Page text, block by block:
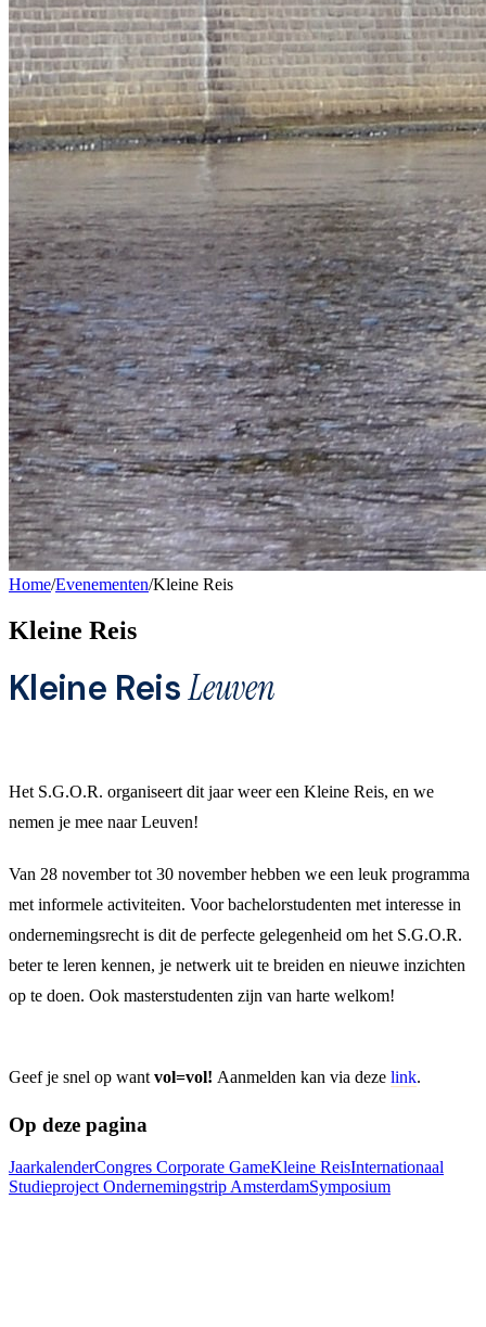
Home/Evenementen/Kleine Reis
Kleine Reis
Kleine ReisLeuven
Het S.G.O.R. organiseert dit jaar weer een Kleine Reis, en we
nemen je mee naar Leuven!
Van 28 november tot 30 november hebben we een leuk programma
met informele activiteiten. Voor bachelorstudenten met interesse in
ondernemingsrecht is dit de perfecte gelegenheid om het S.G.O.R.
beter te leren kennen, je netwerk uit te breiden en nieuwe inzichten
op te doen. Ook masterstudenten zijn van harte welkom!
Geef je snel op want vol=vol! ​​​​​​​Aanmelden kan via deze link.
Op deze pagina
JaarkalenderCongres Corporate GameKleine ReisInternationaal
Studieproject Ondernemingstrip AmsterdamSymposium